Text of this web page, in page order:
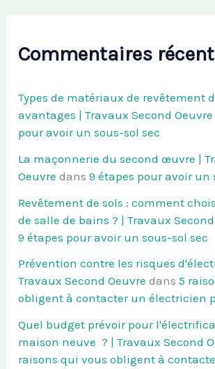
Commentaires
Types de matériaux de revêtement
avantages | Travaux Second Oeuvre
pour avoir un sous-sol sec
La maçonnerie du second œuvre |
Oeuvre dans9 étapes pour avoir un
Revêtement de sols : comment
de salle de bains ? | Travaux
9 étapes pour avoir un sous-sol sec
Prévention contre les risques
Travaux Second Oeuvre dans5
obligent à contacter un électricien
Quel budget prévoir pour
maison neuve ? | Travaux Second
raisons qui vous obligent à